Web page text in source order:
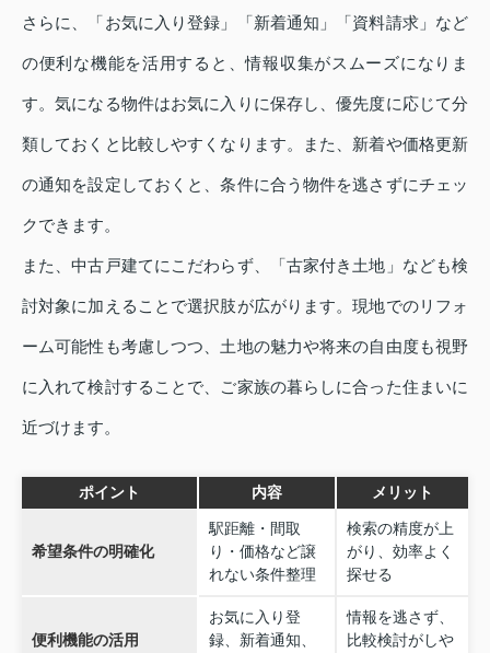
さらに、「お気に入り登録」「新着通知」「資料請求」など
の便利な機能を活用すると、情報収集がスムーズになりま
す。気になる物件はお気に入りに保存し、優先度に応じて分
類しておくと比較しやすくなります。また、新着や価格更新
の通知を設定しておくと、条件に合う物件を逃さずにチェッ
クできます。
また、中古戸建てにこだわらず、「古家付き土地」なども検
討対象に加えることで選択肢が広がります。現地でのリフォ
ーム可能性も考慮しつつ、土地の魅力や将来の自由度も視野
に入れて検討することで、ご家族の暮らしに合った住まいに
近づけます。
ポイント 内容 メリット
希望条件の明確化
駅距離・間取
り・価格など譲
れない条件整理
検索の精度が上
がり、効率よく
探せる
便利機能の活用
お気に入り登
録、新着通知、
情報を逃さず、
比較検討がしや